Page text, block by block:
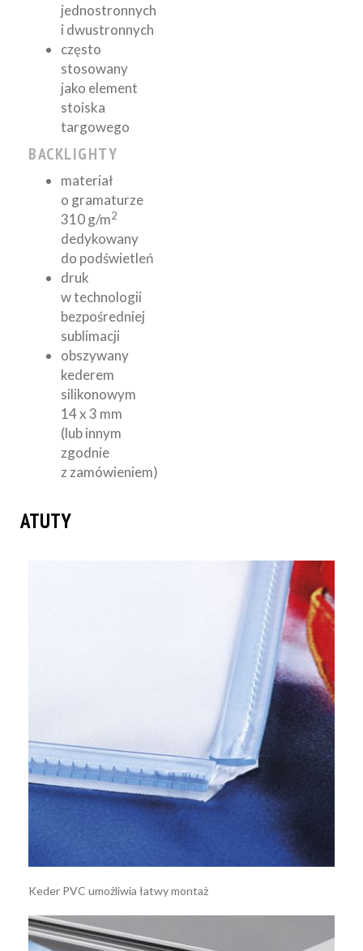
jednostronnych
i dwustronnych
często
stosowany
jako element
stoiska
targowego
BACKLIGHTY
materiał
o gramaturze
310 g/m2
dedykowany
do podświetleń
druk
w technologii
bezpośredniej
sublimacji
obszywany
kederem
silikonowym
14 x 3 mm
(lub innym
zgodnie
z zamówieniem)
ATUTY
Keder PVC umożliwia łatwy montaż